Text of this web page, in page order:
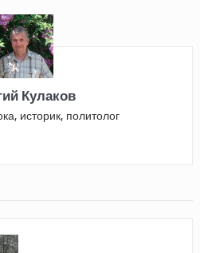
Кулаков
историк, политолог